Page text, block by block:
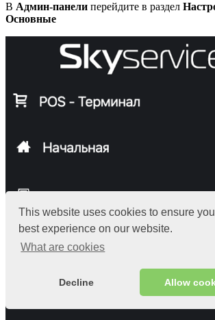
This website uses cookies to ensure
best experience on our website.
What are cookies
Decline Allow
В Админ-панели перейдите в раздел
Основные